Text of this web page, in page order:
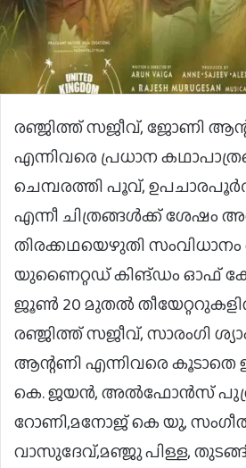
രഞ്ജിത്ത് സജീവ്, ജോണി
എന്നിവരെ പ്രധാന
ചെമ്പരത്തി പൂവ്,
എന്നീ ചിത്രങ്ങൾക്ക്
തിരക്കഥയെഴുതി സംവിധാനം
യുണൈറ്റഡ് കിങ്ഡം ഓഫ് കേരള
ജൂൺ 20 മുതൽ
രഞ്ജിത്ത് സജീവ്, സാരംഗി
ആന്റണി എന്നിവരെ കൂടാതെ
കെ. ജയൻ, അൽഫോൻസ്
റോണി,മനോജ് കെ യു,
വാസുദേവ്,മഞ്ജു പിള്ള,